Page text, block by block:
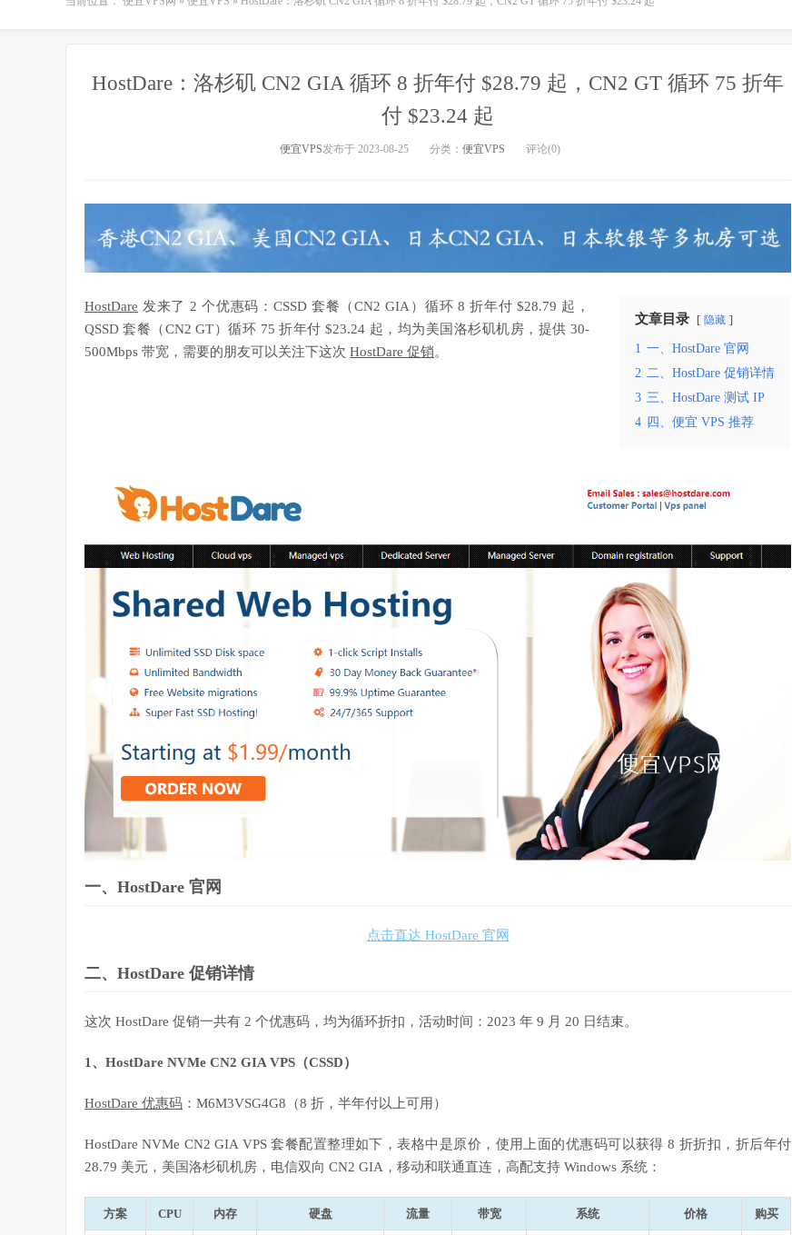
HostDare：洛杉矶 CN2 GIA 循环 8 折年付 $28.79 起，CN2 GT 循环 75 折年
付 $23.24 起
便宜VPS发布于 2023-08-25 分类： 便宜VPS 评论(0)
文章目录 隐藏
1 一、HostDare 官网
2 二、HostDare 促销详情
3 三、HostDare 测试 IP
4 四、便宜 VPS 推荐
HostDare 发来了 2 个优惠码：CSSD 套餐（CN2 GIA）循环 8 折年付 $28.79 起，
QSSD 套餐（CN2 GT）循环 75 折年付 $23.24 起，均为美国洛杉矶机房，提供 30-
500Mbps 带宽，需要的朋友可以关注下这次 HostDare 促销。
一、HostDare 官网
点击直达 HostDare 官网
二、HostDare 促销详情
这次 HostDare 促销一共有 2 个优惠码，均为循环折扣，活动时间：2023 年 9 月 20 日结束。
1、HostDare NVMe CN2 GIA VPS（CSSD）
HostDare 优惠码 ：M6M3VSG4G8（8 折，半年付以上可用）
HostDare NVMe CN2 GIA VPS 套餐配置整理如下，表格中是原价，使用上面的优惠码可以获得 8 折折扣，折后年付
28.79 美元，美国洛杉矶机房，电信双向 CN2 GIA，移动和联通直连，高配支持 Windows 系统：
方案 CPU 内存 硬盘 流量 带宽 系统 价格 购买